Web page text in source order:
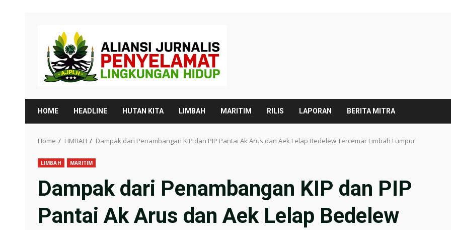
HOME HEADLINE HUTAN KITA LIMBAH MARITIM RILIS LAPORAN BERITA MITRA
Home LIMBAH Dampak dari Penambangan KIP dan PIP Pantai Ak Arus dan Aek Lelap Bedelew Tercemar Limbah Lumpur
LIMBAH MARITIM
Dampak dari Penambangan KIP dan PIP
Pantai Ak Arus dan Aek Lelap Bedelew